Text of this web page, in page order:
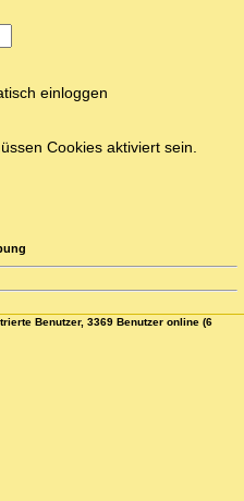
einloggen
Cookies aktiviert sein.
Benutzer, 3369 Benutzer online (6